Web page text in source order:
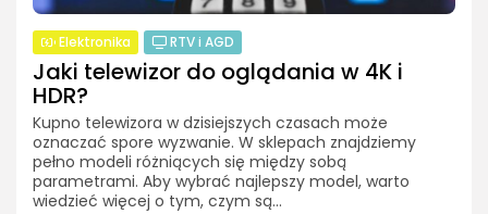
Elektronika RTV i AGD
Jaki telewizor do oglądania w 4K i
HDR?
Kupno telewizora w dzisiejszych czasach może
oznaczać spore wyzwanie. W sklepach znajdziemy
pełno modeli różniących się między sobą
parametrami. Aby wybrać najlepszy model, warto
wiedzieć więcej o tym, czym są...